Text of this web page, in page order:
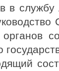
в
органов